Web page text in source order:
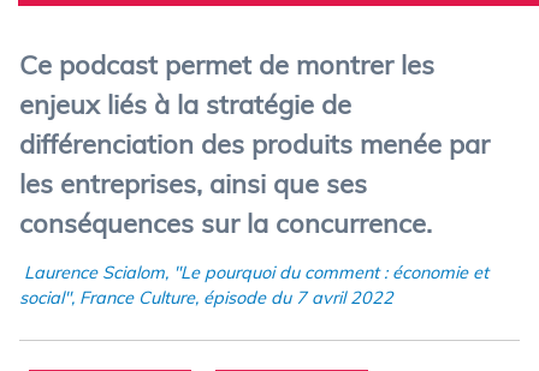
Ce podcast permet de montrer les
enjeux liés à la stratégie de
différenciation des produits menée par
les entreprises, ainsi que ses
conséquences sur la concurrence.
Laurence Scialom, "Le pourquoi du comment : économie et
social", France Culture, épisode du 7 avril 2022